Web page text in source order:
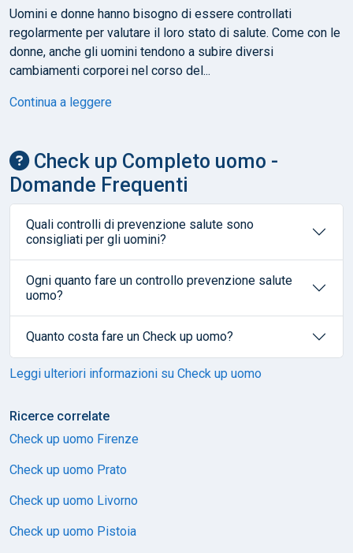
Uomini e donne hanno bisogno di essere controllati
regolarmente per valutare il loro stato di salute. Come con le
donne, anche gli uomini tendono a subire diversi
cambiamenti corporei nel corso del...
Continua a leggere
Check up Completo uomo -
Domande Frequenti
Quali controlli di prevenzione salute sono
consigliati per gli uomini?
Ogni quanto fare un controllo prevenzione salute
uomo?
Quanto costa fare un Check up uomo?
Leggi ulteriori informazioni su Check up uomo
Ricerce correlate
Check up uomo Firenze
Check up uomo Prato
Check up uomo Livorno
Check up uomo Pistoia